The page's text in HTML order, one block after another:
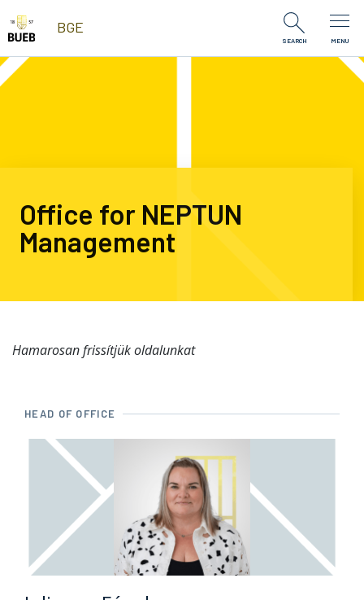
Skip to Content
BGE
SEARCH MENU
Office for NEPTUN
Management
Hamarosan frissítjük oldalunkat
HEAD OF OFFICE